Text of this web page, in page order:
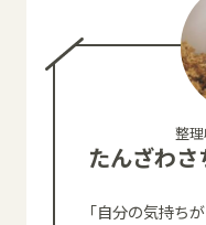
整
たんざわ
「自分の気持ち